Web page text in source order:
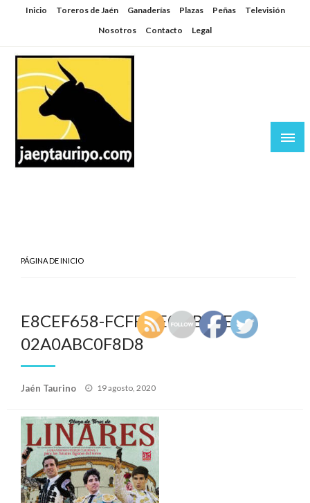
SaltarInicio Toreros de Jaén Ganaderías Plazas Peñas
Televisión
Nosotros
Contacto Legal
PÁGINA DE INICIO
E8CEF658-FCFF-4E08-B0BE-
02A0ABC0F8D8
Jaén Taurino
Publicado
19 agosto, 2020